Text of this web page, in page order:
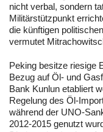
nicht verbal, sondern
Militärstützpunkt
die künftigen
vermutet
Peking besitze riesige
Bezug auf Öl- und
Bank Kunlun etabliert
Regelung des Öl-
während der UNO-
2012-2015 genutzt